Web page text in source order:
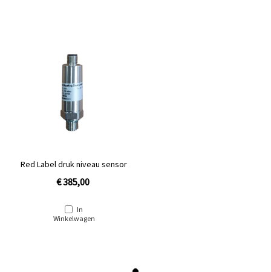
Red Label druk niveau sensor
€ 385,00
In
Winkelwagen